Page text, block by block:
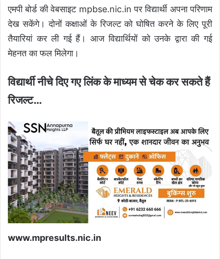
एमपी बोर्ड की वेबसाइट mpbse.nic.in पर विद्यार्थी अपना परिणाम
देख सकेंगे। दोनों कक्षाओं के रिजल्ट को घोषित करने के लिए पूरी
तैयारियां कर ली गई हैं। आज विद्यार्थियों को उनके द्वारा की गई
मेहनत का फल मिलेगा।
विद्यार्थी नीचे दिए गए लिंक के माध्यम से चेक कर सकते हैं
रिजल्ट…
www.mpresults.nic.in